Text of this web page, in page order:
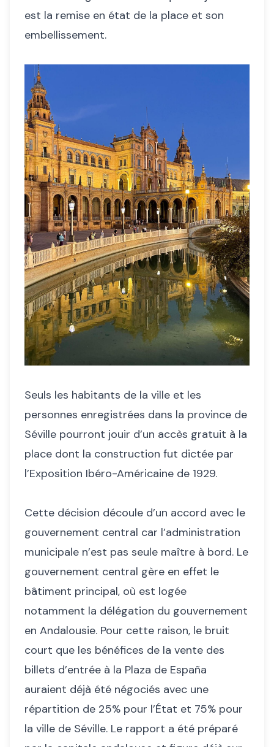
est la remise en état de la place et son
embellissement.
Seuls les habitants de la ville et les
personnes enregistrées dans la province de
Séville pourront jouir d’un accès gratuit à la
place dont la construction fut dictée par
l’Exposition Ibéro-Américaine de 1929.
Cette décision découle d’un accord avec le
gouvernement central car l’administration
municipale n’est pas seule maître à bord. Le
gouvernement central gère en effet le
bâtiment principal, où est logée
notamment la délégation du gouvernement
en Andalousie. Pour cette raison, le bruit
court que les bénéfices de la vente des
billets d’entrée à la Plaza de España
auraient déjà été négociés avec une
répartition de 25% pour l’État et 75% pour
la ville de Séville. Le rapport a été préparé